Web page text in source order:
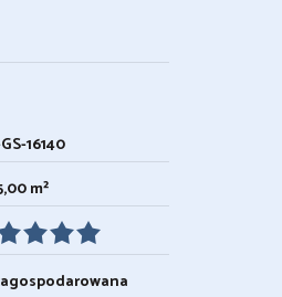
16140
m²